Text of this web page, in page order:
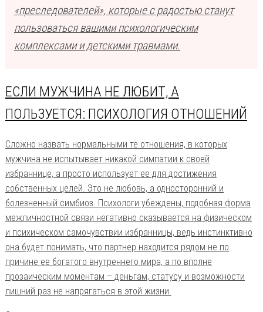
«преследователей», которые с радостью станут
пользоваться вашими психологическим
комплексами и детскими травмами.
ЕСЛИ МУЖЧИНА НЕ ЛЮБИТ, А
ПОЛЬЗУЕТСЯ: ПСИХОЛОГИЯ ОТНОШЕНИЙ
Сложно назвать нормальными те отношения, в которых
мужчина не испытывает никакой симпатии к своей
избраннице, а просто использует ее для достижения
собственных целей. Это не любовь, а односторонний и
болезненный симбиоз. Психологи убеждены, подобная форма
межличностной связи негативно сказывается на физическом
и психическом самочувствии избранницы, ведь инстинктивно
она будет понимать, что партнер находится рядом не по
причине ее богатого внутреннего мира, а по вполне
прозаическим моментам – деньгам, статусу и возможности
лишний раз не напрягаться в этой жизни.